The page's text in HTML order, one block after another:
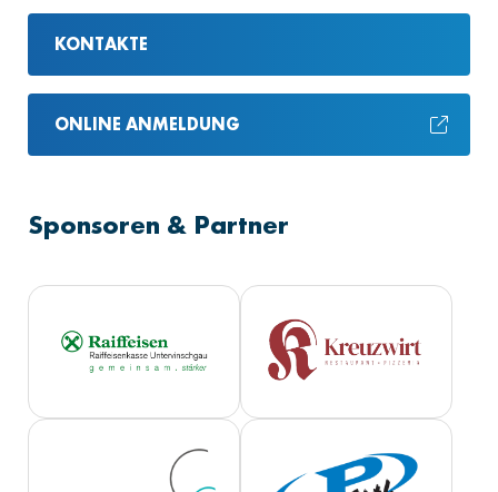
KONTAKTE
ONLINE ANMELDUNG
Sponsoren & Partner